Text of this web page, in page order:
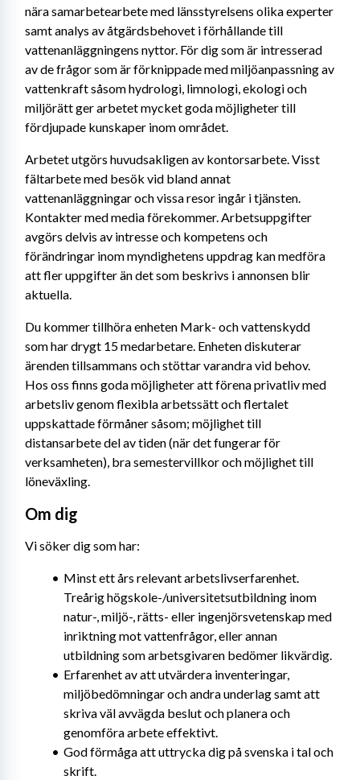
nära samarbetearbete med länsstyrelsens olika experter
samt analys av åtgärdsbehovet i förhållande till
vattenanläggningens nyttor. För dig som är intresserad
av de frågor som är förknippade med miljöanpassning av
vattenkraft såsom hydrologi, limnologi, ekologi och
miljörätt ger arbetet mycket goda möjligheter till
fördjupade kunskaper inom området.
Arbetet utgörs huvudsakligen av kontorsarbete. Visst
fältarbete med besök vid bland annat
vattenanläggningar och vissa resor ingår i tjänsten.
Kontakter med media förekommer. Arbetsuppgifter
avgörs delvis av intresse och kompetens och
förändringar inom myndighetens uppdrag kan medföra
att fler uppgifter än det som beskrivs i annonsen blir
aktuella.
Du kommer tillhöra enheten Mark- och vattenskydd
som har drygt 15 medarbetare. Enheten diskuterar
ärenden tillsammans och stöttar varandra vid behov.
Hos oss finns goda möjligheter att förena privatliv med
arbetsliv genom flexibla arbetssätt och flertalet
uppskattade förmåner såsom; möjlighet till
distansarbete del av tiden (när det fungerar för
verksamheten), bra semestervillkor och möjlighet till
löneväxling.
Om dig
Vi söker dig som har:
Minst ett års relevant arbetslivserfarenhet.
Treårig högskole-/universitetsutbildning inom
natur-, miljö-, rätts- eller ingenjörsvetenskap med
inriktning mot vattenfrågor, eller annan
utbildning som arbetsgivaren bedömer likvärdig.
Erfarenhet av att utvärdera inventeringar,
miljöbedömningar och andra underlag samt att
skriva väl avvägda beslut och planera och
genomföra arbete effektivt.
God förmåga att uttrycka dig på svenska i tal och
skrift.